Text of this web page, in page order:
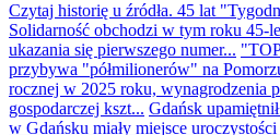
Czytaj historię u źródła. 45 lat
Solidarność obchodzi w tym roku 45-
ukazania się pierwszego numer...
przybywa "półmilionerów" na
rocznej w 2025 roku, wynagrodzenia
gospodarczej kszt... Gdańsk
w Gdańsku miały miejsce